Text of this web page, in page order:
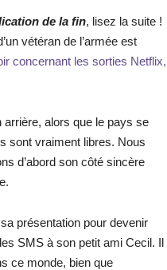
de la fin, lisez la suite !
vétéran de l’armée est
concernant les sorties Netflix,
alors que le pays se
sont vraiment libres. Nous
d’abord son côté sincère
présentation pour devenir
SMS à son petit ami Cecil. Il
ce monde, bien que